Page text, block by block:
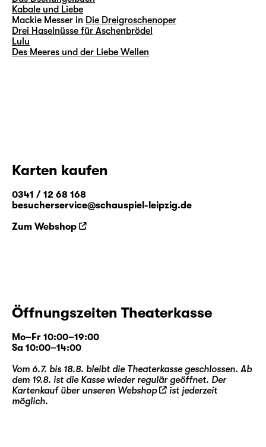
Kabale und Liebe
Mackie Messer in Die Dreigroschenoper
Drei Haselnüsse für Aschenbrödel
Lulu
Des Meeres und der Liebe Wellen
Karten kaufen
0341 / 12 68 168
besucherservice@schauspiel-leipzig.de
Zum Webshop
Öffnungszeiten Theaterkasse
Mo–Fr 10:00–19:00
Sa 10:00–14:00
Vom 6.7. bis 18.8. bleibt die Theaterkasse geschlossen. Ab
dem 19.8. ist die Kasse wieder regulär geöffnet. Der
Kartenkauf über unseren Webshop
ist jederzeit
möglich.